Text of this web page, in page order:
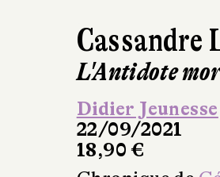
Cassandre
L'Antidote
Didier Jeunesse
22/09/2021
18,90 €